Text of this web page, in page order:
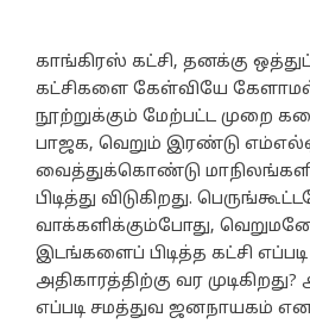
காங்கிரஸ் கட்சி, தனக்கு
கட்சிகளை கேள்வியே கேளாமல்
நூற்றுக்கும் மேற்பட்ட முறை
பாஜக, வெறும் இரண்டு
வைத்துக்கொண்டு
பிடித்து விடுகிறது.
வாக்களிக்கும்போது,
இடங்களைப் பிடித்த கட்சி
அதிகாரத்திற்கு வர
எப்படி சமத்துவ ஜனநாயகம்